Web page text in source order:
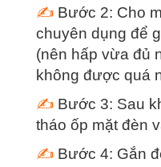
✍ Bước 2: Cho
chuyên dụng để
(nên hấp vừa đủ
không được quá
✍ Bước 3: Sau
tháo ốp mặt đèn
✍ Bước 4: Gắn